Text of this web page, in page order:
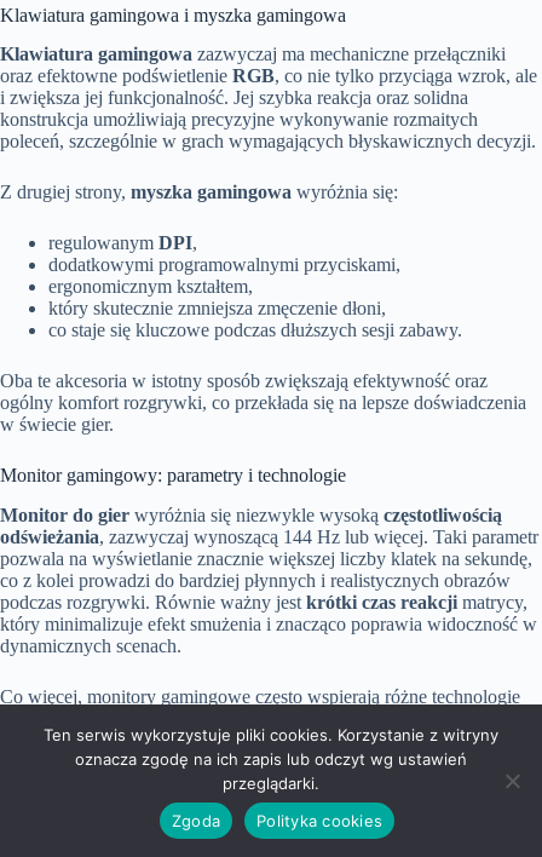
Klawiatura gamingowa i myszka gamingowa
Klawiatura gamingowa zazwyczaj ma mechaniczne przełączniki
oraz efektowne podświetlenie RGB, co nie tylko przyciąga wzrok, ale
i zwiększa jej funkcjonalność. Jej szybka reakcja oraz solidna
konstrukcja umożliwiają precyzyjne wykonywanie rozmaitych
poleceń, szczególnie w grach wymagających błyskawicznych decyzji.
Z drugiej strony, myszka gamingowa wyróżnia się:
regulowanym DPI,
dodatkowymi programowalnymi przyciskami,
ergonomicznym kształtem,
który skutecznie zmniejsza zmęczenie dłoni,
co staje się kluczowe podczas dłuższych sesji zabawy.
Oba te akcesoria w istotny sposób zwiększają efektywność oraz
ogólny komfort rozgrywki, co przekłada się na lepsze doświadczenia
w świecie gier.
Monitor gamingowy: parametry i technologie
Monitor do gier wyróżnia się niezwykle wysoką częstotliwością
odświeżania, zazwyczaj wynoszącą 144 Hz lub więcej. Taki parametr
pozwala na wyświetlanie znacznie większej liczby klatek na sekundę,
co z kolei prowadzi do bardziej płynnych i realistycznych obrazów
podczas rozgrywki. Równie ważny jest krótki czas reakcji matrycy,
który minimalizuje efekt smużenia i znacząco poprawia widoczność w
dynamicznych scenach.
Co więcej, monitory gamingowe często wspierają różne technologie
G-Syncod NVIDIA,
Owe innowacyjne rozwiązania skutecznie eliminują zrywanie klatek
Ten serwis wykorzystuje pliki cookies. Korzystanie z witryny
oznacza zgodę na ich zapis lub odczyt wg ustawień
przeglądarki.
Zgoda
Polityka cookies